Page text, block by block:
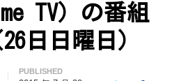
TV）の番組
日日曜日）
PUBLISHED